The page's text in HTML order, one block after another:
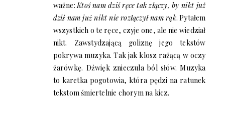
ważne:Ktoś nam dziś ręce tak złączy, by nikt już
dziś nam już nikt nie rozłączył nam rąk. Pytałem
wszystkich o te ręce, czyje one, ale nie wiedział
nikt. Zawstydzającą goliznę jego tekstów
pokrywa muzyka. Tak jak klosz rażącą w oczy
żarówkę. Dźwięk znieczula ból słów. Muzyka
to karetka pogotowia, która pędzi na ratunek
tekstom śmiertelnie chorym na kicz.